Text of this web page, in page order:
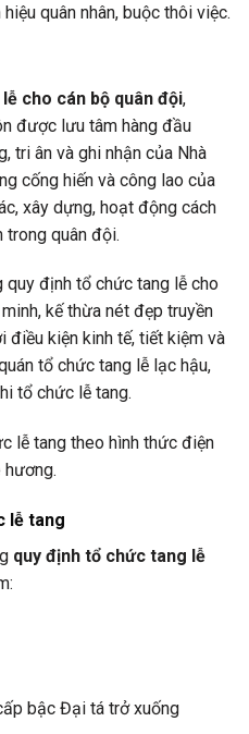
quân nhân, buộc thôi việc.
cho cán bộ quân đội,
được lưu tâm hàng đầu
tri ân và ghi nhận của Nhà
cống hiến và công lao của
xây dựng, hoạt động cách
trong quân đội.
quy định tổ chức tang lễ cho
kế thừa nét đẹp truyền
điều kiện kinh tế, tiết kiệm và
tổ chức tang lễ lạc hậu,
tổ chức lễ tang.
lễ tang theo hình thức điện
hương.
lễ tang
quy định tổ chức tang lễ
bậc Đại tá trở xuống